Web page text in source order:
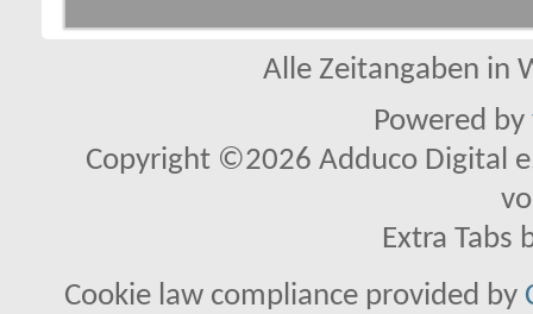
Alle Zeitangaben in
Powered by
Copyright ©2026 Adduco Digital
Extra Tabs
Cookie law compliance provided by